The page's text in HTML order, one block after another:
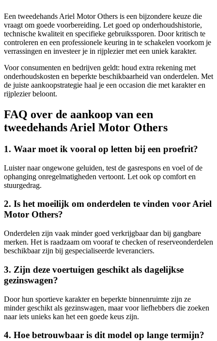
Een tweedehands Ariel Motor Others is een bijzondere keuze die
vraagt om goede voorbereiding. Let goed op onderhoudshistorie,
technische kwaliteit en specifieke gebruikssporen. Door kritisch te
controleren en een professionele keuring in te schakelen voorkom je
verrassingen en investeer je in rijplezier met een uniek karakter.
Voor consumenten en bedrijven geldt: houd extra rekening met
onderhoudskosten en beperkte beschikbaarheid van onderdelen. Met
de juiste aankoopstrategie haal je een occasion die met karakter en
rijplezier beloont.
FAQ over de aankoop van een
tweedehands Ariel Motor Others
1. Waar moet ik vooral op letten bij een proefrit?
Luister naar ongewone geluiden, test de gasrespons en voel of de
ophanging onregelmatigheden vertoont. Let ook op comfort en
stuurgedrag.
2. Is het moeilijk om onderdelen te vinden voor Ariel
Motor Others?
Onderdelen zijn vaak minder goed verkrijgbaar dan bij gangbare
merken. Het is raadzaam om vooraf te checken of reserveonderdelen
beschikbaar zijn bij gespecialiseerde leveranciers.
3. Zijn deze voertuigen geschikt als dagelijkse
gezinswagen?
Door hun sportieve karakter en beperkte binnenruimte zijn ze
minder geschikt als gezinswagen, maar voor liefhebbers die zoeken
naar iets unieks kan het een goede keus zijn.
4. Hoe betrouwbaar is dit model op lange termijn?